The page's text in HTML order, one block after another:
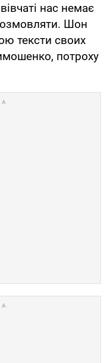
нас немає
Шон
тексти своих
потроху